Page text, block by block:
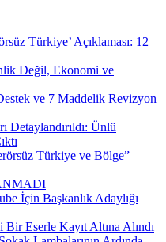
Türkiye’ Açıklaması: 12
Değil, Ekonomi ve
ve 7 Maddelik Revizyon
Detaylandırıldı: Ünlü
Türkiye ve Bölge”
İçin Başkanlık Adaylığı
Bir Eserle Kayıt Altına Alındı